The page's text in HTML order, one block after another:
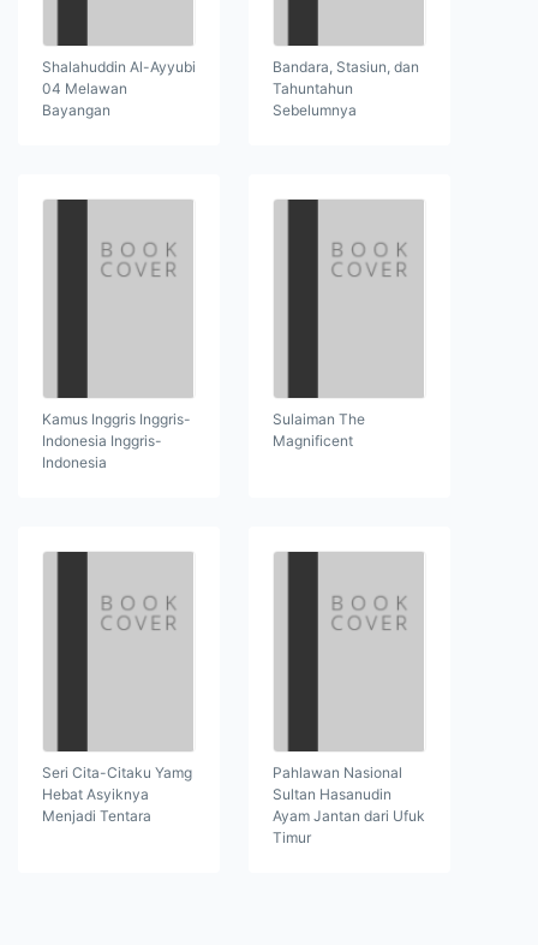
Shalahuddin Al-Ayyubi
04 Melawan
Bayangan
Bandara, Stasiun, dan
Tahuntahun
Sebelumnya
Kamus Inggris Inggris-
Indonesia Inggris-
Indonesia
Sulaiman The
Magnificent
Seri Cita-Citaku Yamg
Hebat Asyiknya
Menjadi Tentara
Pahlawan Nasional
Sultan Hasanudin
Ayam Jantan dari Ufuk
Timur